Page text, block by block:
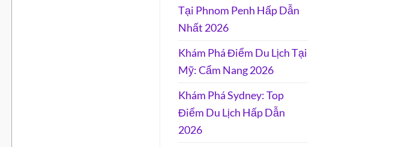
Tại Phnom Penh Hấp Dẫn
Nhất 2026
Khám Phá Điểm Du Lịch Tại
Mỹ: Cẩm Nang 2026
Khám Phá Sydney: Top
Điểm Du Lịch Hấp Dẫn
2026